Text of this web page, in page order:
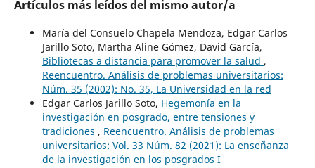
Artículos más leídos del mismo autor/a
María del Consuelo Chapela Mendoza, Edgar Carlos
Jarillo Soto, Martha Aline Gómez, David García,
Bibliotecas a distancia para promover la salud ,
Reencuentro. Análisis de problemas universitarios:
Núm. 35 (2002): No. 35, La Universidad en la red
Edgar Carlos Jarillo Soto, Hegemonía en la
investigación en posgrado, entre tensiones y
tradiciones , Reencuentro. Análisis de problemas
universitarios: Vol. 33 Núm. 82 (2021): La enseñanza
de la investigación en los posgrados I